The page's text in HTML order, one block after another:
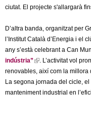
ciutat. El projecte s'allargarà
D’altra banda, organitzat per
l’Institut Català d’Energia i el
any s’està celebrant a Can
indústria”(
l
i
n
. L’activitat vol
renovables, així com la
La segona jornada del cicle,
manteniment industrial en